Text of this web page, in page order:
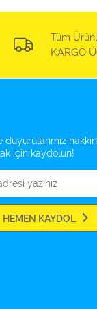
Tüm
KARGO
duyurularımız
için kaydolun!
HEMEN KAYDOL